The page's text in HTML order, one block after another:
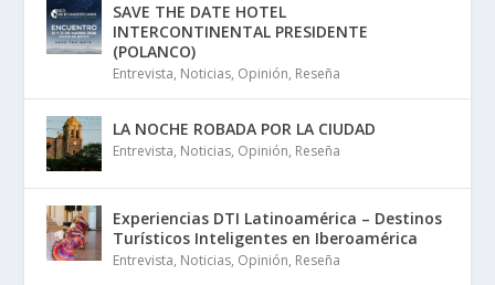
SAVE THE DATE HOTEL
INTERCONTINENTAL PRESIDENTE
(POLANCO)
Entrevista, Noticias, Opinión, Reseña
LA NOCHE ROBADA POR LA CIUDAD
Entrevista, Noticias, Opinión, Reseña
Experiencias DTI Latinoamérica – Destinos
Turísticos Inteligentes en Iberoamérica
Entrevista, Noticias, Opinión, Reseña